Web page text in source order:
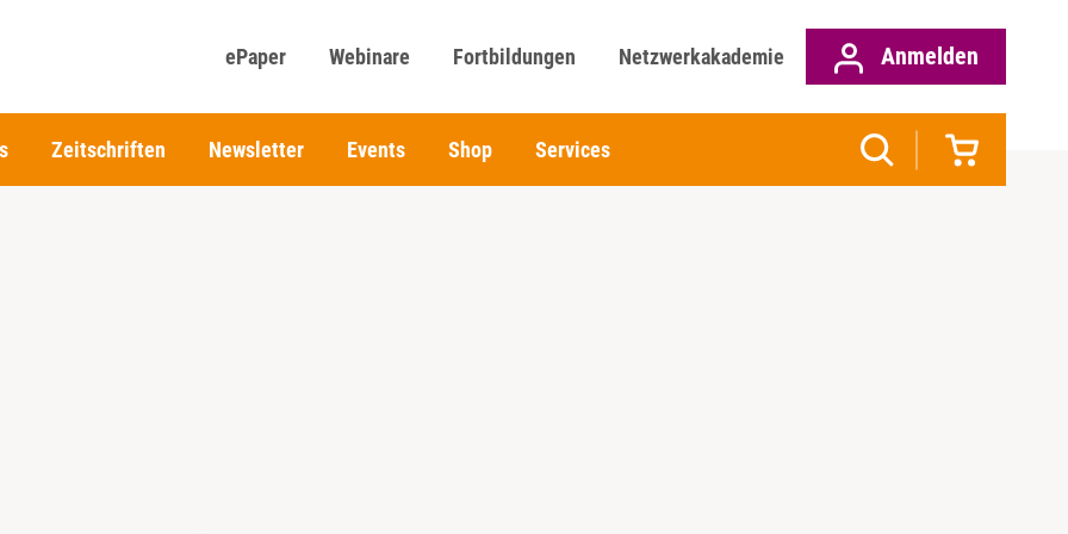
ePaper Webinare Fortbildungen Netzwerkakademie Anmelden
Zeitschriften Newsletter Events Shop Services